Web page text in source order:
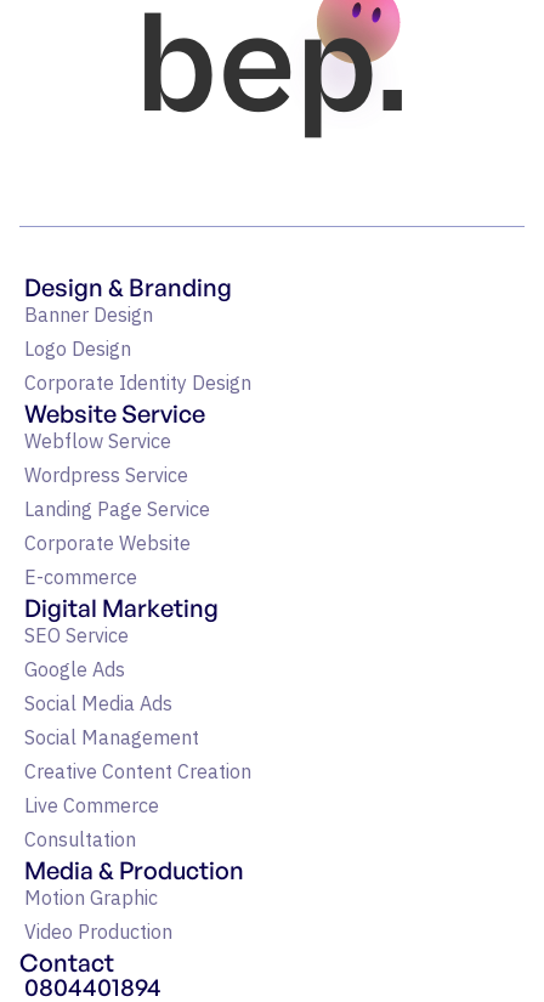
bep.
Design & Branding
Banner Design
Logo Design
Corporate Identity Design
Website Service
Webflow Service
Wordpress Service
Landing Page Service
Corporate Website
E-commerce
Digital Marketing
SEO Service
Google Ads
Social Media Ads
Social Management
Creative Content Creation
Live Commerce
Consultation
Media & Production
Motion Graphic
Video Production
Contact
0804401894